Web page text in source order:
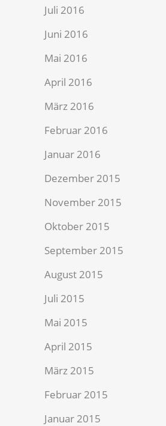
Juli 2016
Juni 2016
Mai 2016
April 2016
März 2016
Februar 2016
Januar 2016
Dezember 2015
November 2015
Oktober 2015
September 2015
August 2015
Juli 2015
Mai 2015
April 2015
März 2015
Februar 2015
Januar 2015